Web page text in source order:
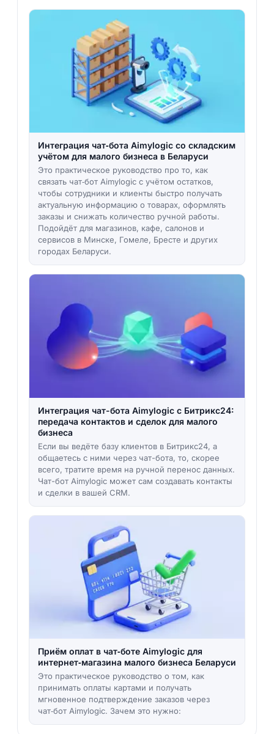
Интеграция чат‑бота Aimylogic со складским
учётом для малого бизнеса в Беларуси
Это практическое руководство про то, как
связать чат‑бот Aimylogic с учётом остатков,
чтобы сотрудники и клиенты быстро получать
актуальную информацию о товарах, оформлять
заказы и снижать количество ручной работы.
Подойдёт для магазинов, кафе, салонов и
сервисов в Минске, Гомеле, Бресте и других
городах Беларуси.
Интеграция чат-бота Aimylogic с Битрикс24:
передача контактов и сделок для малого
бизнеса
Если вы ведёте базу клиентов в Битрикс24, а
общаетесь с ними через чат-бота, то, скорее
всего, тратите время на ручной перенос данных.
Чат-бот Aimylogic может сам создавать контакты
и сделки в вашей CRM.
Приём оплат в чат‑боте Aimylogic для
интернет‑магазина малого бизнеса Беларуси
Это практическое руководство о том, как
принимать оплаты картами и получать
мгновенное подтверждение заказов через
чат‑бот Aimylogic. Зачем это нужно: